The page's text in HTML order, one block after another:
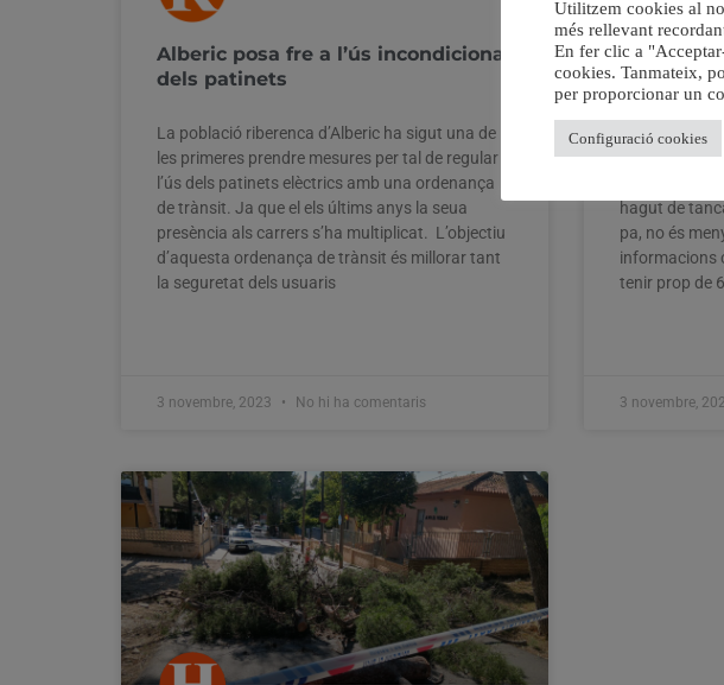
Alberic posa fre a l’ús incondicional
dels patinets
La població riberenca d’Alberic ha sigut una de
les primeres prendre mesures per tal de regular
l’ús dels patinets elèctrics amb una ordenança
de trànsit. Ja que el els últims anys la seua
presència als carrers s’ha multiplicat. L’objectiu
d’aquesta ordenança de trànsit és millorar tant
la seguretat dels usuaris
3 novembre, 2023 No hi ha comentaris
Només
oberts a
Tot el territori
desescalada
hagut de
pa, no és
informacions
tenir prop de
3 novembre,
Utilitzem cookies al
més rellevant
En fer clic a
cookies. Tanmateix,
per proporcionar un
Configuració cookies